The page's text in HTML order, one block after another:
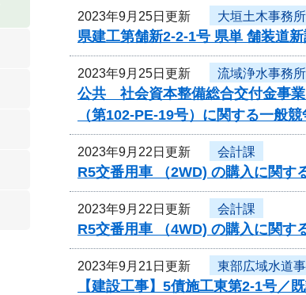
2023年9月25日更新 大垣土木事務所
県建工第舗新2-2-1号 県単 舗装道
2023年9月25日更新 流域浄水事務所
公共 社会資本整備総合交付金事業
（第102-PE-19号）に関する一般
2023年9月22日更新 会計課
R5交番用車 （2WD) の購入に関す
2023年9月22日更新 会計課
R5交番用車 （4WD) の購入に関す
2023年9月21日更新 東部広域水道
【建設工事】5債施工東第2-1号